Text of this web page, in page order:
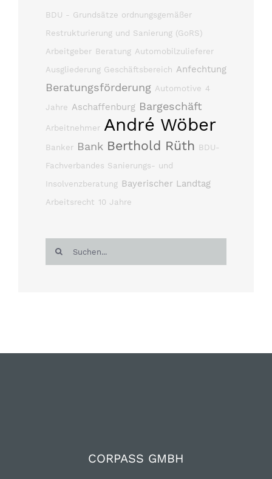
BDU - Grundsätze ordnungsgemäßer
Restrukturierung und Sanierung (GoRS)
Arbeitgeber Beratung Automobilzulieferer
Ausgliederung Geschäftsbereich Anfechtung
Beratungsförderung Automotive 4
Jahre Aschaffenburg Bargeschäft
Arbeitnehmer André Wöber
Banker Bank Berthold Rüth BDU-
Fachverbandes Sanierungs- und
Insolvenzberatung Bayerischer Landtag
Arbeitsrecht 10 Jahre
Suche
nach:
CORPASS GMBH